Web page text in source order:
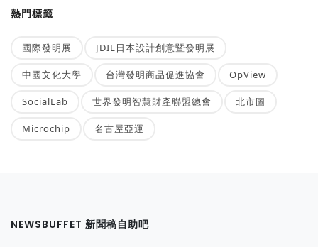
熱門標籤
國際發明展 JDIE日本設計創意暨發明展
中國文化大學 台灣發明商品促進協會 OpView
SocialLab 世界發明智慧財產聯盟總會 北市圖
Microchip 名古屋亞運
NEWSBUFFET 新聞稿自助吧